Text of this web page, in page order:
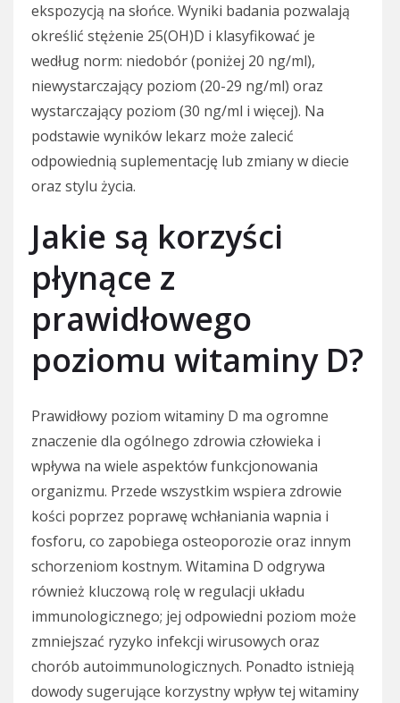
ekspozycją na słońce. Wyniki badania pozwalają
określić stężenie 25(OH)D i klasyfikować je
według norm: niedobór (poniżej 20 ng/ml),
niewystarczający poziom (20-29 ng/ml) oraz
wystarczający poziom (30 ng/ml i więcej). Na
podstawie wyników lekarz może zalecić
odpowiednią suplementację lub zmiany w diecie
oraz stylu życia.
Jakie są korzyści
płynące z
prawidłowego
poziomu witaminy D?
Prawidłowy poziom witaminy D ma ogromne
znaczenie dla ogólnego zdrowia człowieka i
wpływa na wiele aspektów funkcjonowania
organizmu. Przede wszystkim wspiera zdrowie
kości poprzez poprawę wchłaniania wapnia i
fosforu, co zapobiega osteoporozie oraz innym
schorzeniom kostnym. Witamina D odgrywa
również kluczową rolę w regulacji układu
immunologicznego; jej odpowiedni poziom może
zmniejszać ryzyko infekcji wirusowych oraz
chorób autoimmunologicznych. Ponadto istnieją
dowody sugerujące korzystny wpływ tej witaminy